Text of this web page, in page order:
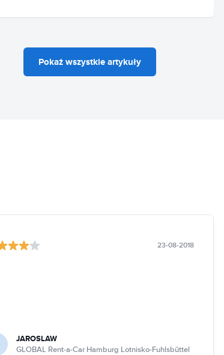
Pokaż wszystkie artykuły
23-08-2018
JAROSLAW
GLOBAL Rent-a-Car Hamburg Lotnisko-Fuhlsbüttel